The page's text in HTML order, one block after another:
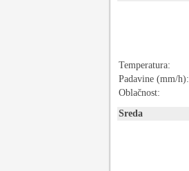
Temperatura:
Padavine (mm/h):
Oblačnost:
Sreda